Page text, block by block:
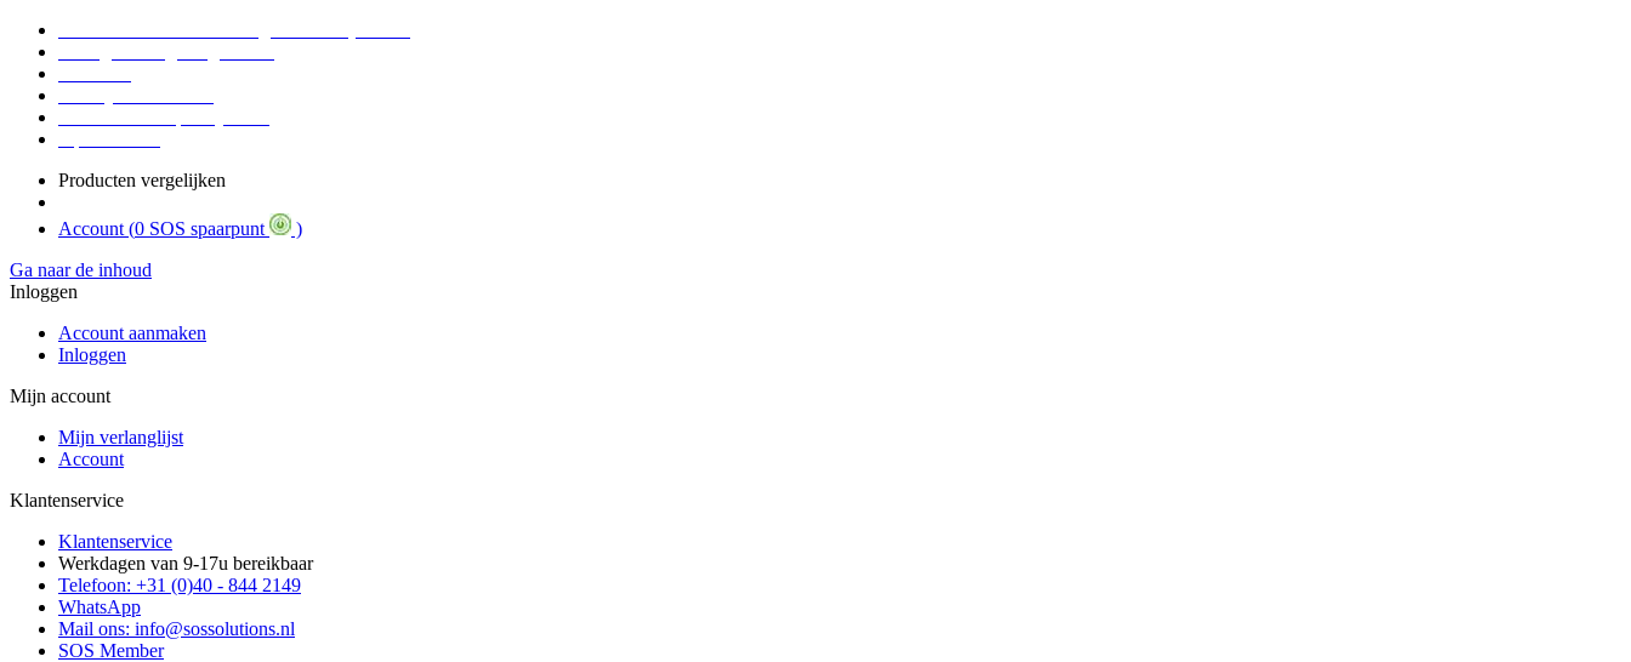
Producten vergelijken
Account (0 SOS spaarpunt
)
Ga naar de inhoud
Inloggen
Account aanmaken
Inloggen
Mijn account
Mijn verlanglijst
Account
Klantenservice
Klantenservice
Werkdagen van 9-17u bereikbaar
Telefoon: +31 (0)40 - 844 2149
WhatsApp
Mail ons: info@sossolutions.nl
SOS Member